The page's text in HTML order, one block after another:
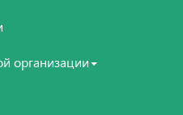
организации